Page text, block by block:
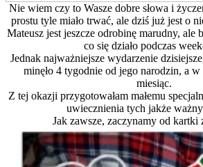
Nie wiem czy to Wasze dobre słowa i
prostu tyle miało trwać, ale dziś już jest o
Mateusz jest jeszcze odrobinę marudny, ale
co się działo podczas
Jednak najważniejsze wydarzenie
minęło 4 tygodnie od jego narodzin, a w
miesiąc.
Z tej okazji przygotowałam małemu
uwiecznienia tych jakże
Jak zawsze, zaczynamy od kartki